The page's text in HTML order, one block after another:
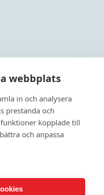
rights reserved
webbplats
in och analysera
prestanda och
kopplade till
och anpassa